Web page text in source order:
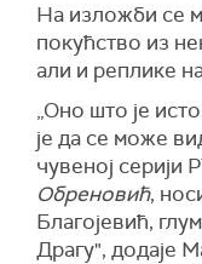
На изложби се
покућство из
али и реплике
„Оно што је
је да се може
чувеној серији
Обреновић,
Благојевић,
Драгу", додаје